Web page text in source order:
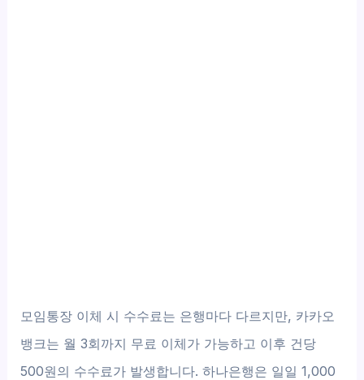
모임통장 이체 시 수수료는 은행마다 다르지만, 카카오
뱅크는 월 3회까지 무료 이체가 가능하고 이후 건당
500원의 수수료가 발생합니다. 하나은행은 일일 1,000